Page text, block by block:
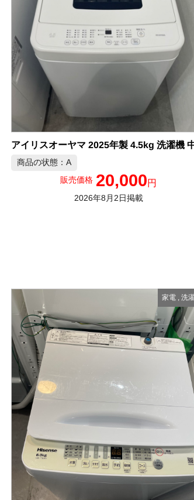
商品の状態：A
販売価格 20,000円
2026年8月2日掲載
家電 ,洗